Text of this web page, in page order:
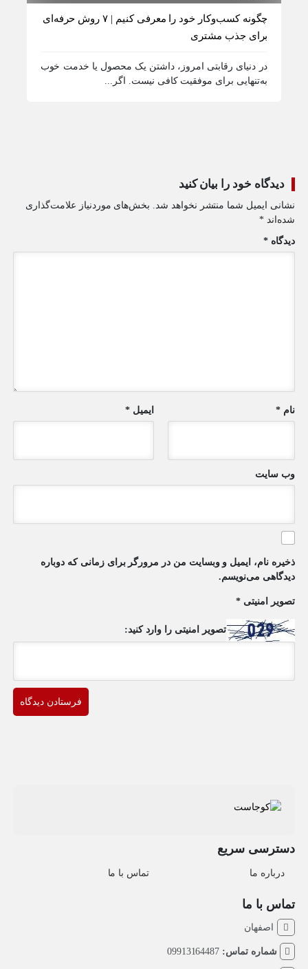
چگونه کسب‌وکار خود را معرفی کنیم | ۷ روش حرفه‌ای
برای جذب مشتری
در دنیای رقابتی امروز، داشتن یک محصول یا خدمت خوب
به‌تنهایی برای موفقیت کافی نیست. اگر...
دیدگاه خود را بیان کنید
نشانی ایمیل شما منتشر نخواهد شد. بخش‌های موردنیاز علامت‌گذاری
شده‌اند*
دیدگاه*
نام* ایمیل *
وب‌ سایت
ذخیره نام، ایمیل و وبسایت من در مرورگر برای زمانی که دوباره
دیدگاهی می‌نویسم.
تصویر امنیتی *
تصویر امنیتی را وارد کنید:
دسترسی سریع
درباره ما تماس با ما
تماس با ما
اصفهان
شماره تماس: 09913164487